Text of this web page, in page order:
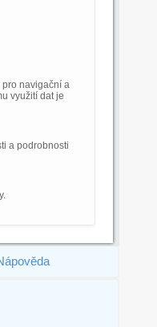
pro navigační a
využití dat je
a podrobnosti